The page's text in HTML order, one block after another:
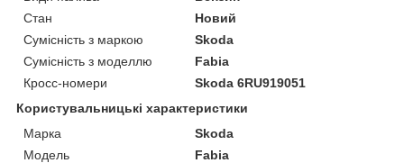
Стан
Новий
Сумісність з маркою
Skoda
Сумісність з моделлю
Fabia
Кросс-номери
Skoda 6RU919051
Користувальницькі характеристики
Марка
Skoda
Модель
Fabia